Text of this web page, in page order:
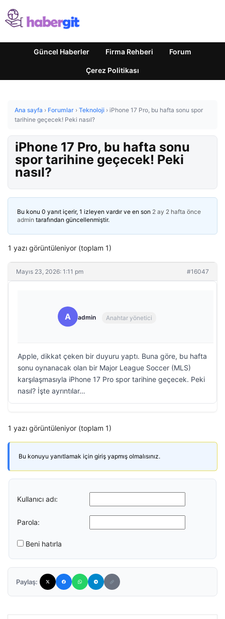
Güncel Haberler Firma Rehberi Forum
Çerez Politikası
Ana sayfa › Forumlar › Teknoloji › iPhone 17 Pro, bu hafta sonu spor
tarihine geçecek! Peki nasıl?
iPhone 17 Pro, bu hafta sonu
spor tarihine geçecek! Peki
nasıl?
Bu konu 0 yanıt içerir, 1 izleyen vardır ve en son 2 ay 2 hafta önce
admin tarafından güncellenmiştir.
1 yazı görüntüleniyor (toplam 1)
Mayıs 23, 2026: 1:11 pm #16047
A admin Anahtar yönetici
Apple, dikkat çeken bir duyuru yaptı. Buna göre, bu hafta
sonu oynanacak olan bir Major League Soccer (MLS)
karşılaşmasıyla iPhone 17 Pro spor tarihine geçecek. Peki
nasıl? İşte ayrıntılar…
1 yazı görüntüleniyor (toplam 1)
Bu konuyu yanıtlamak için giriş yapmış olmalısınız.
Kullanıcı adı:
Parola:
Beni hatırla
Paylaş: